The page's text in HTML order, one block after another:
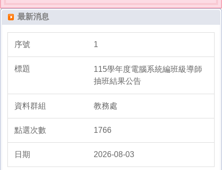
【公告】114學年度校內語文競賽得獎名單
行童軍教育績優個人獎」殊榮！
最新消息
1
115學年度電腦系統編班級導師
抽班結果公告
教務處
1766
2026-08-03